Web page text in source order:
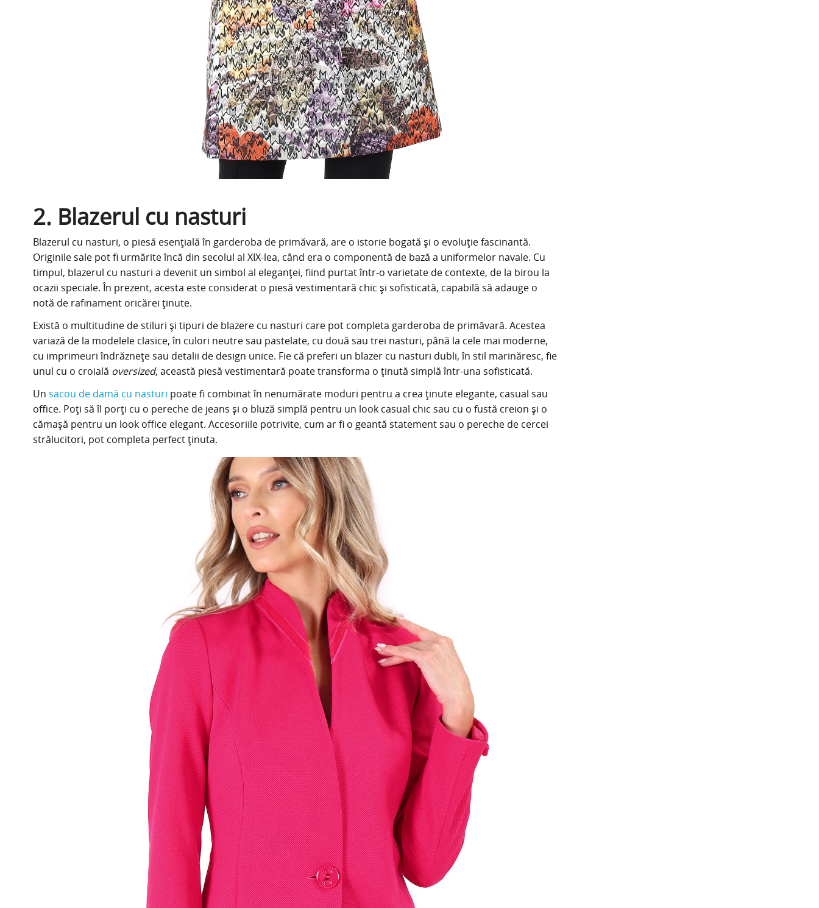
2. Blazerul cu nasturi
Blazerul cu nasturi, o piesă esențială în garderoba de primăvară, are o istorie bogată și o evoluție fascinantă.
Originile sale pot fi urmărite încă din secolul al XIX-lea, când era o componentă de bază a uniformelor navale. Cu
timpul, blazerul cu nasturi a devenit un simbol al eleganței, fiind purtat într-o varietate de contexte, de la birou la
ocazii speciale. În prezent, acesta este considerat o piesă vestimentară chic și sofisticată, capabilă să adauge o
notă de rafinament oricărei ținute.
Există o multitudine de stiluri și tipuri de blazere cu nasturi care pot completa garderoba de primăvară. Acestea
variază de la modelele clasice, în culori neutre sau pastelate, cu două sau trei nasturi, până la cele mai moderne,
cu imprimeuri îndrăznețe sau detalii de design unice. Fie că preferi un blazer cu nasturi dubli, în stil marinăresc, fie
unul cu o croială oversized, această piesă vestimentară poate transforma o ținută simplă într-una sofisticată.
Un sacou de damă cu nasturi poate fi combinat în nenumărate moduri pentru a crea ținute elegante, casual sau
office. Poți să îl porți cu o pereche de jeans și o bluză simplă pentru un look casual chic sau cu o fustă creion și o
cămașă pentru un look office elegant. Accesoriile potrivite, cum ar fi o geantă statement sau o pereche de cercei
strălucitori, pot completa perfect ținuta.